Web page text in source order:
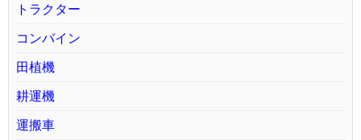
トラクター
コンバイン
田植機
耕運機
運搬車